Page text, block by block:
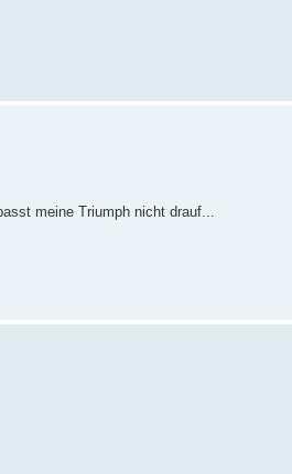
meine Triumph nicht drauf...